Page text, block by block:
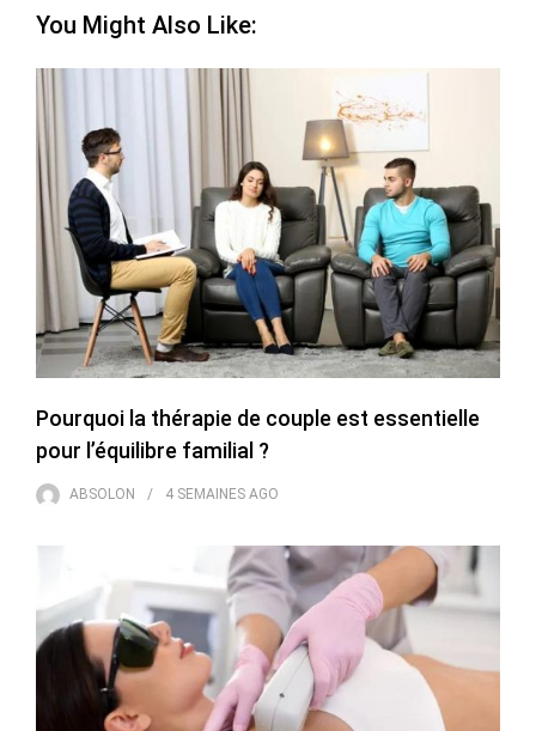
You Might Also Like:
Pourquoi la thérapie de couple est essentielle
pour l’équilibre familial ?
ABSOLON 4 SEMAINES AGO